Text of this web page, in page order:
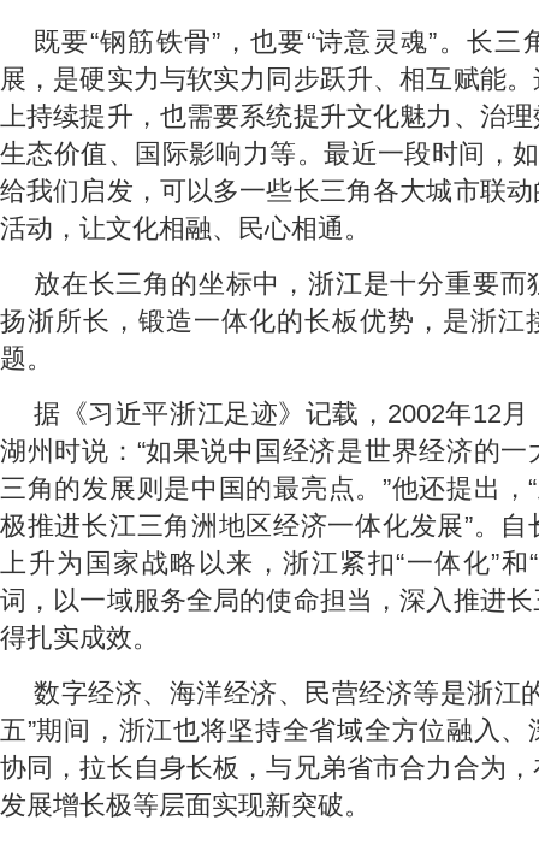
既要“钢筋铁骨”，也要“诗意灵魂”。长
展，是硬实力与软实力同步跃升、相互赋能
上持续提升，也需要系统提升文化魅力、治
生态价值、国际影响力等。最近一段时间，
给我们启发，可以多一些长三角各大城市联
活动，让文化相融、民心相通。
放在长三角的坐标中，浙江是十分重要而
扬浙所长，锻造一体化的长板优势，是浙江
题。
据《习近平浙江足迹》记载，2002年12
湖州时说：“如果说中国经济是世界经济的
三角的发展则是中国的最亮点。”他还提出，
极推进长江三角洲地区经济一体化发展”。
上升为国家战略以来，浙江紧扣“一体化”和
词，以一域服务全局的使命担当，深入推进
得扎实成效。
数字经济、海洋经济、民营经济等是浙江
五”期间，浙江也将坚持全省域全方位融入
协同，拉长自身长板，与兄弟省市合力合为
发展增长极等层面实现新突破。